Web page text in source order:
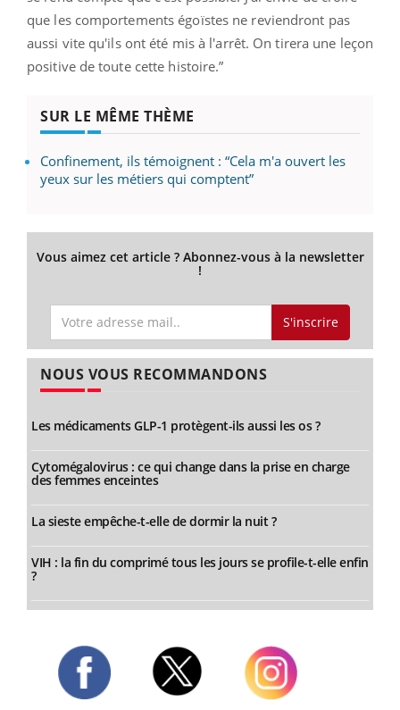
que les comportements égoïstes ne reviendront pas
aussi vite qu'ils ont été mis à l'arrêt. On tirera une leçon
positive de toute cette histoire.”
SUR LE MÊME THÈME
Confinement, ils témoignent : “Cela m'a ouvert les
yeux sur les métiers qui comptent”
Vous aimez cet article ? Abonnez-vous à la newsletter
!
S'inscrire
NOUS VOUS RECOMMANDONS
Les médicaments GLP-1 protègent-ils aussi les os ?
Cytomégalovirus : ce qui change dans la prise en charge
des femmes enceintes
La sieste empêche-t-elle de dormir la nuit ?
VIH : la fin du comprimé tous les jours se profile-t-elle enfin
?